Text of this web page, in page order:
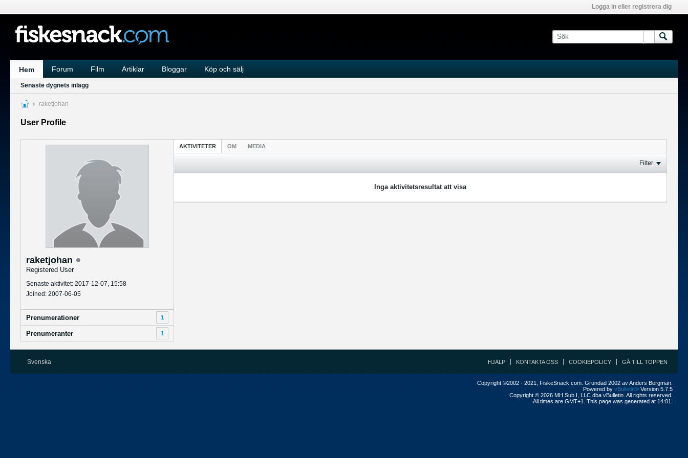
Logga in eller registrera dig
Hem Forum Film Artiklar Bloggar Köp och sälj
Senaste dygnets inlägg
raketjohan
User Profile
raketjohan
Registered User
Senaste aktivitet: 2017-12-07, 15:58
Joined: 2007-06-05
Prenumerationer 1
Prenumeranter 1
AKTIVITETER OM MEDIA
Filter
Inga aktivitetsresultat att visa
Svenska HJÄLP KONTAKTA OSS COOKIEPOLICY GÅ TILL TOPPEN
Copyright ©2002 - 2021, FiskeSnack.com. Grundad 2002 av Anders Bergman.
Powered by vBulletin® Version 5.7.5
Copyright © 2026 MH Sub I, LLC dba vBulletin. All rights reserved.
All times are GMT+1. This page was generated at 14:01.